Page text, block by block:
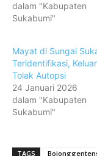
dalam "Kabupaten
Sukabumi"
Mayat di Sungai
Teridentifikasi,
Tolak Autopsi
24 Januari 2026
dalam "Kabupaten
Sukabumi"
TAGS